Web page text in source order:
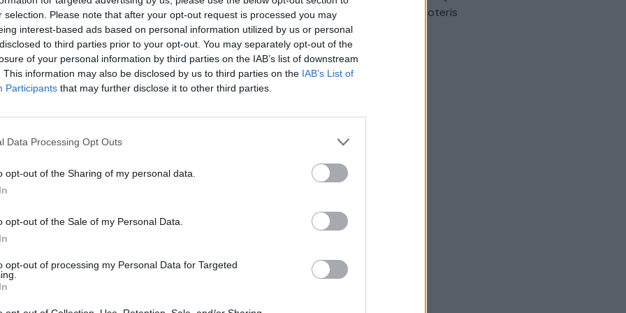
selection. Please note that after your opt-out request is processed you may
interest-based ads based on personal information utilized by us or personal
to third parties prior to your opt-out. You may separately opt-out of the
of your personal information by third parties on the IAB’s list of downstream
This information may also be disclosed by us to third parties on the IAB’s List of
Participants that may further disclose it to other third parties.
Data Processing Opt Outs
opt-out of the Sharing of my personal data.
opt-out of the Sale of my Personal Data.
opt-out of processing my Personal Data for Targeted
višta dedeklės
Karšta A. Kasparavičiaus ir Ž Pavilionio
diskusija: Rusija – Europos šeimos narė?
pradinukų
automobilis sužalojo dvi moteris
Žinios | Lietuvos diena